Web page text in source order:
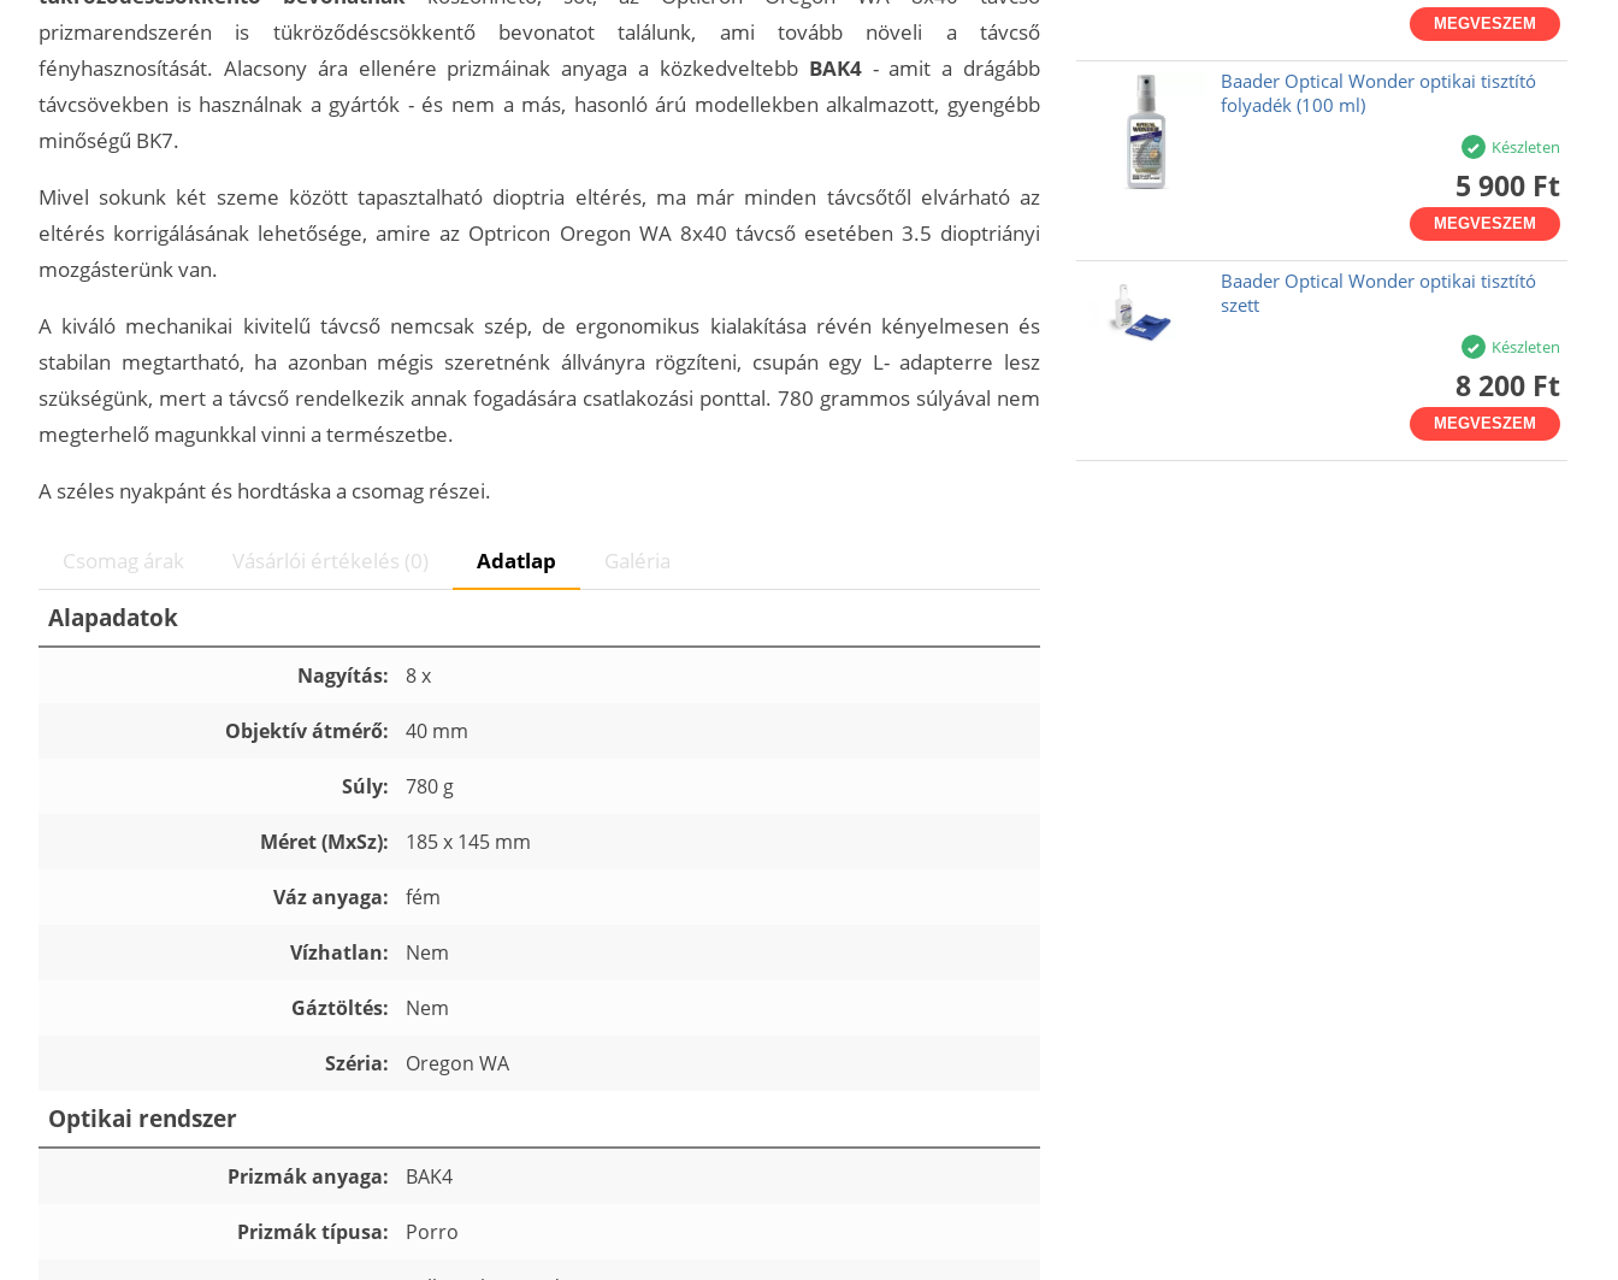
prizmarendszerén is tükröződéscsökkentő bevonatot találunk, ami tovább növeli a távcső
fényhasznosítását. Alacsony ára ellenére prizmáinak anyaga a közkedveltebb BAK4- amit a drágább
távcsövekben is használnak a gyártók - és nem a más, hasonló árú modellekben alkalmazott, gyengébb
minőségű BK7.
Mivel sokunk két szeme között tapasztalható dioptria eltérés, ma már minden távcsőtől elvárható az
eltérés korrigálásának lehetősége, amire az Optricon Oregon WA 8x40 távcső esetében 3.5 dioptriányi
mozgásterünk van.
A kiváló mechanikai kivitelű távcső nemcsak szép, de ergonomikus kialakítása révén kényelmesen és
stabilan megtartható, ha azonban mégis szeretnénk állványra rögzíteni, csupán egy L- adapterre lesz
szükségünk, mert a távcső rendelkezik annak fogadására csatlakozási ponttal. 780 grammos súlyával nem
megterhelő magunkkal vinni a természetbe.
A széles nyakpánt és hordtáska a csomag részei.
Csomag árak Vásárlói értékelés (0) Adatlap Galéria
Alapadatok
Nagyítás: 8 x
Objektív átmérő: 40 mm
Súly: 780 g
Méret (MxSz): 185 x 145 mm
Váz anyaga: fém
Vízhatlan: Nem
Gáztöltés: Nem
Széria: Oregon WA
Optikai rendszer
Prizmák anyaga: BAK4
Prizmák típusa: Porro
MEGVESZEM
Baader Optical Wonder optikai tisztító
folyadék (100 ml)
Készleten
5 900 Ft
MEGVESZEM
Baader Optical Wonder optikai tisztító
szett
Készleten
8 200 Ft
MEGVESZEM